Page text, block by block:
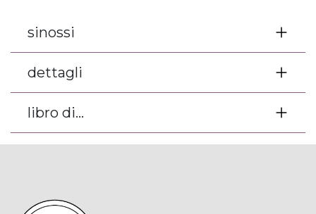
sinossi
dettagli
libro di...